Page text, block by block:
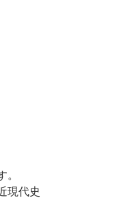
現代史